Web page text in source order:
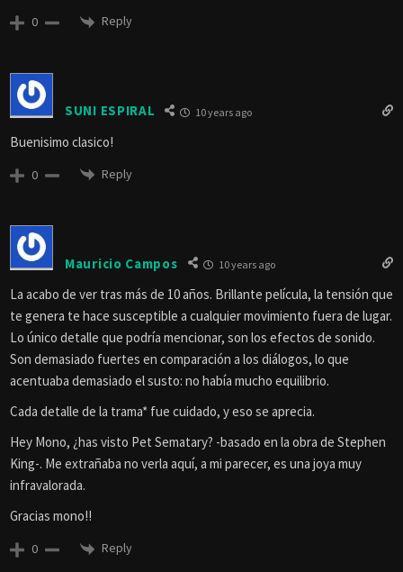
0 Reply
SUNI ESPIRAL 10 years ago
Buenisimo clasico!
0 Reply
Mauricio Campos 10 years ago
La acabo de ver tras más de 10 años. Brillante película, la tensión que
te genera te hace susceptible a cualquier movimiento fuera de lugar.
Lo único detalle que podría mencionar, son los efectos de sonido.
Son demasiado fuertes en comparación a los diálogos, lo que
acentuaba demasiado el susto: no había mucho equilibrio.
Cada detalle de la trama* fue cuidado, y eso se aprecia.
Hey Mono, ¿has visto Pet Sematary? -basado en la obra de Stephen
King-. Me extrañaba no verla aquí, a mi parecer, es una joya muy
infravalorada.
Gracias mono!!
0 Reply